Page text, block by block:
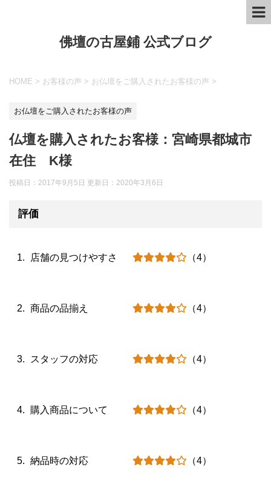
佛壇の古屋鋪 公式ブログ
HOME > お客様の声 > お仏壇をご購入されたお客様の声 >
お仏壇をご購入されたお客様の声
仏壇を購入されたお客様：宮崎県都城市
在住 K様
投稿日：2017年9月5日 更新日： 2020年3月6日
評価
店舗の見つけやすさ （4）
商品の品揃え （4）
スタッフの対応 （4）
購入商品について （4）
納品時の対応 （4）